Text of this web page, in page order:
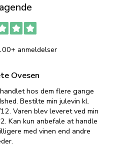
anmeldelser
Ovesen
hos dem flere gange
Bestilte min julevin kl.
Varen blev leveret ved min
Kan kun anbefale at handle
med vinen end andre